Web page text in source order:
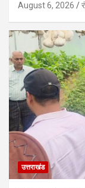
August 6, 2026
उत्तराखंड